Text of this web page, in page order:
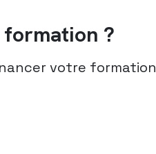
?
votre formation